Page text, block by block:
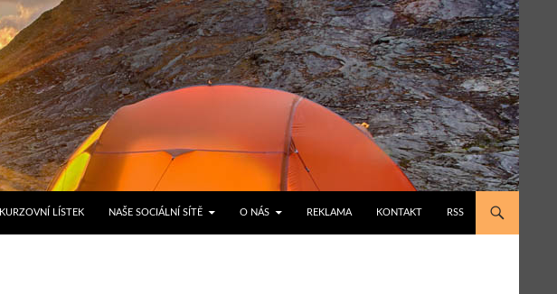
KURZOVNÍ LÍSTEK NAŠE SOCIÁLNÍ SÍTĚ O NÁS REKLAMA KONTAKT RSS